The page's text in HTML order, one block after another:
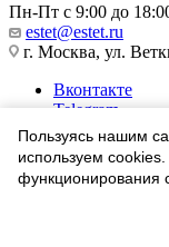
Пн-Пт с 9:00 до
estet@estet.ru
г. Москва, ул.
Вконтакте
Telegram
WhatsApp
1991-2026 ©
Пользуясь нашим
используем
функционирования